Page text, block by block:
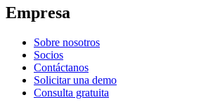
Empresa
Sobre nosotros
Socios
Contáctanos
Solicitar una demo
Consulta gratuita